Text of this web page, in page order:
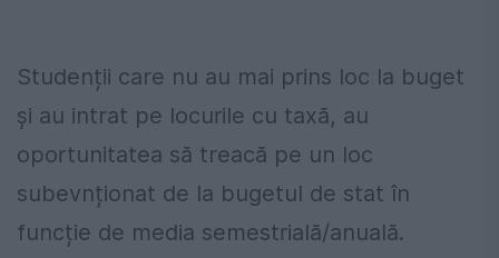
Studenții care nu au mai prins loc la buget
și au intrat pe locurile cu taxă, au
oportunitatea să treacă pe un loc
subevnționat de la bugetul de stat în
funcție de media semestrială/anuală.